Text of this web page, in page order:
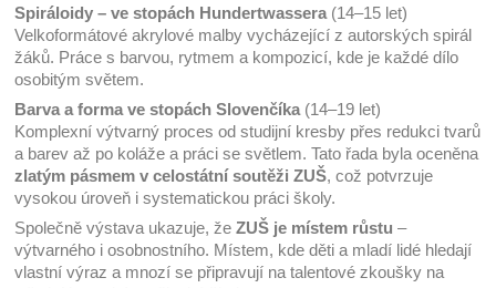
Spiráloidy – ve stopách Hundertwassera (14–15 let)
Velkoformátové akrylové malby vycházející z autorských spirál
žáků. Práce s barvou, rytmem a kompozicí, kde je každé dílo
osobitým světem.
Barva a forma ve stopách Slovenčíka (14–19 let)
Komplexní výtvarný proces od studijní kresby přes redukci tvarů
a barev až po koláže a práci se světlem. Tato řada byla oceněna
zlatým pásmem v celostátní soutěži ZUŠ, což potvrzuje
vysokou úroveň i systematickou práci školy.
Společně výstava ukazuje, žeZUŠ je místem růstu –
výtvarného i osobnostního. Místem, kde děti a mladí lidé hledají
vlastní výraz a mnozí se připravují na talentové zkoušky na